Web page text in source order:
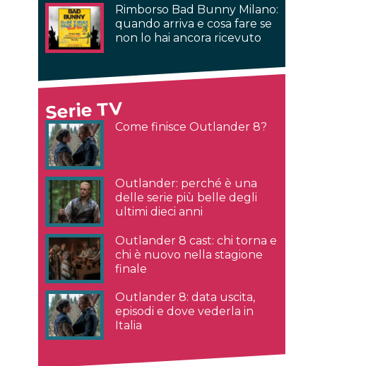
Rimborso Bad Bunny Milano:
quando arriva e cosa fare se
non lo hai ancora ricevuto
Serie TV
Come finisce Outlander 8?
Outlander: perché è una
delle serie più belle degli
ultimi dieci anni
Outlander 8 cast: chi torna e
chi è nuovo nella stagione
finale
Outlander 8: data uscita,
episodi e dove vederla in
Italia